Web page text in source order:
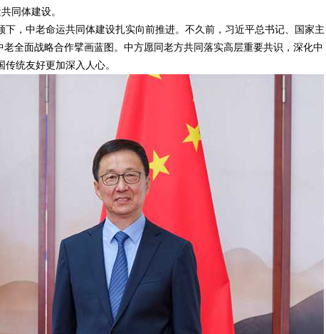
同体建设。
，中老命运共同体建设扎实向前推进。不久前，习近平总书记、国家主
全面战略合作擘画蓝图。中方愿同老方共同落实高层重要共识，深化中
统友好更加深入人心。